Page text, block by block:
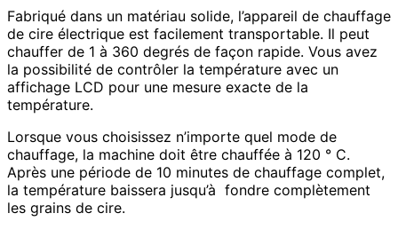
Fabriqué dans un matériau solide, l’appareil de chauffage
de cire électrique est facilement transportable. Il peut
chauffer de 1 à 360 degrés de façon rapide. Vous avez
la possibilité de contrôler la température avec un
affichage LCD pour une mesure exacte de la
température.
Lorsque vous choisissez n’importe quel mode de
chauffage, la machine doit être chauffée à 120 ° C.
Après une période de 10 minutes de chauffage complet,
la température baissera jusqu’à fondre complètement
les grains de cire.